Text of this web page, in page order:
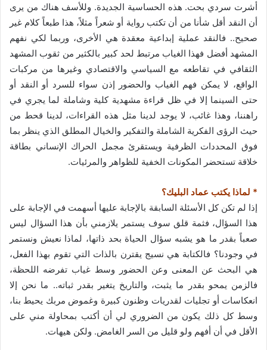
أشرت سردي بحت. هذه الحساسية الجديدة. وللأسف هناك من يرى
أن النقد أقل شأنا من أن تكتب رواية أو شعراً مثلاً، هذا طبعاً كلام غير
صحيح.. فالنقد عملية إبداعية معقدة هي الأخرى، وربما لكي نفهم
المشهد أفضل فهذا الغياب مرتبط لحد كبير بالكثير من ثقوب المشهد
الثقافي في تقاطعه مع السياسي والاقتصادي وغيرها من مركبات
الواقع، لا يمكن فهم الغياب والحضور إذن سواء للسرد أو النقد أو
حتى السينما إلا في ظل قراءة مشهدية كلية وشاملة لما يجري في
راهننا، وهذا غائب، لا يوجد لدينا مثل هذه القراءات، لدينا قحط من
حيث الرؤى الفكرية الشاملة والتفكير والخيال المطلق الذي ينظر بما
فوق المحددات الظرفية ويستقرئ مجمل الحراك الإنساني بطاقة
خلاقة تستحضر المكونات الخفية للظواهر والمرئيات.
* لماذا يكتب عماد البليك؟
إذا لم تكن كل الأسئلة السابقة بالإجابة عليها أسهمت في الإجابة على
هذا السؤال، فثمة قلق سوف يستمر يلازمني بأن هذا السؤال ليس
صعباً بقدر ما هو يشبه سؤال الحياة بحد ذاتها، لماذا نعيش ونستمر
في وجودنا؟ فالكتابة هي نسيج يقترن بالذات التي تقوم بهذا الفعل،
هي البحث عن المعنى وعن الحضور وسط غياب تفرضه اللحظة،
فالزمن يمحو بقدر ما يثبت، والتاريخ يتغير بقدر ثباته.. ما نحن إلا
انعكاسات أو تجليات لقدريات وظنون كبيرة وغموض مربك يحيط بنا،
وسط كل ذلك يكون من الضروري لي أن أكتب بمحاولة مني على
الأقل في أن أفهم ولو قليل من السر الغامض. ولكن هيهات.